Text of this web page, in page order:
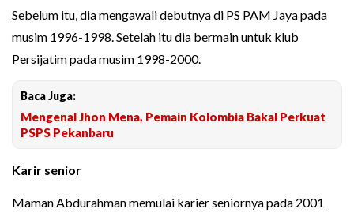
Sebelum itu, dia mengawali debutnya di PS PAM Jaya pada
musim 1996-1998. Setelah itu dia bermain untuk klub
Persijatim pada musim 1998-2000.
Baca Juga:
Mengenal Jhon Mena, Pemain Kolombia Bakal Perkuat
PSPS Pekanbaru
Karir senior
Maman Abdurahman memulai karier seniornya pada 2001